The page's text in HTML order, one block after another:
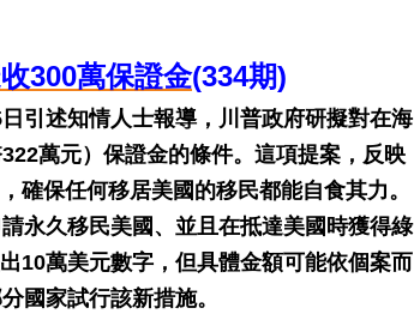
300萬保證金(334期)
引述知情人士報導，川普政府研擬對在海
萬元）保證金的條件。這項提案，反映
確保任何移居美國的移民都能自食其力。
永久移民美國、並且在抵達美國時獲得綠
10萬美元數字，但具體金額可能依個案而
國家試行該新措施。